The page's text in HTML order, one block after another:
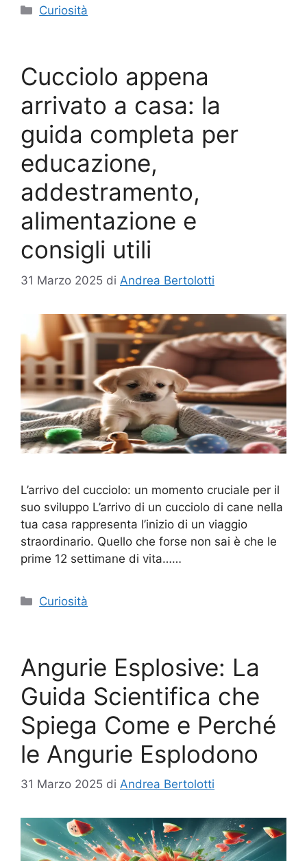
Categorie
Curiosità
Cucciolo appena
arrivato a casa: la
guida completa per
educazione,
addestramento,
alimentazione e
consigli utili
31 Marzo 2025 di Andrea Bertolotti
L’arrivo del cucciolo: un momento cruciale per il
suo sviluppo L’arrivo di un cucciolo di cane nella
tua casa rappresenta l’inizio di un viaggio
straordinario. Quello che forse non sai è che le
prime 12 settimane di vita……
Categorie
Curiosità
Angurie Esplosive: La
Guida Scientifica che
Spiega Come e Perché
le Angurie Esplodono
31 Marzo 2025 di Andrea Bertolotti